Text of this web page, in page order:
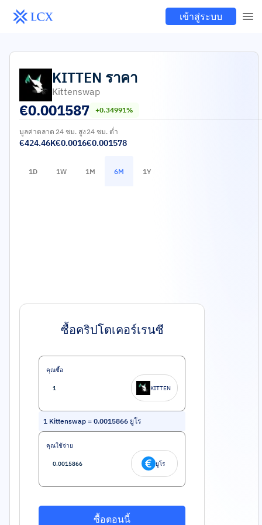
เข้าสู่ระบบ
KITTEN ราคา
Kittenswap
€0.001587 +0.34991%
มูลค่าตลาด
€424.46K
24 ชม. สูง
€0.0016
24 ชม. ต่ำ
€0.001578
1D 1W 1M 6M 1Y
ซื้อคริปโตเคอร์เรนซี
คุณซื้อ
KITTEN
1 Kittenswap = 0.0015866 ยูโร
คุณใช้จ่าย
ยูโร
ซื้อตอนนี้